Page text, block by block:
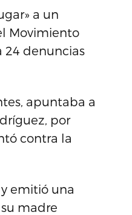
a un
Movimiento
24 denuncias
apuntaba a
por
contra la
emitió una
madre